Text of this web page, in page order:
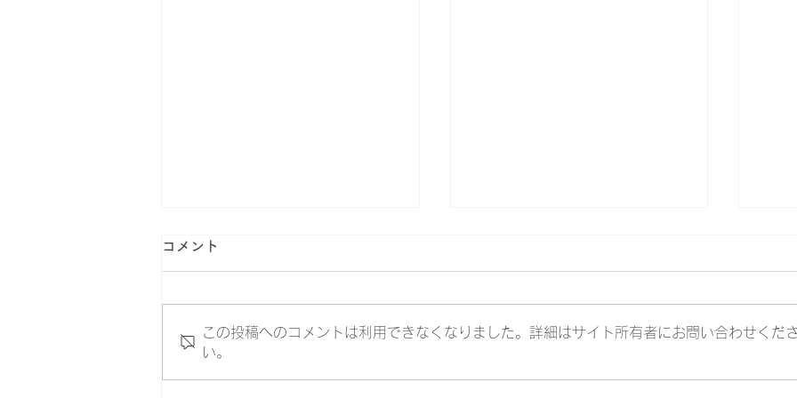
コメント
この投稿へのコメントは利用できなくなりました。詳細はサイト所有者にお問い合わせくださ
い。